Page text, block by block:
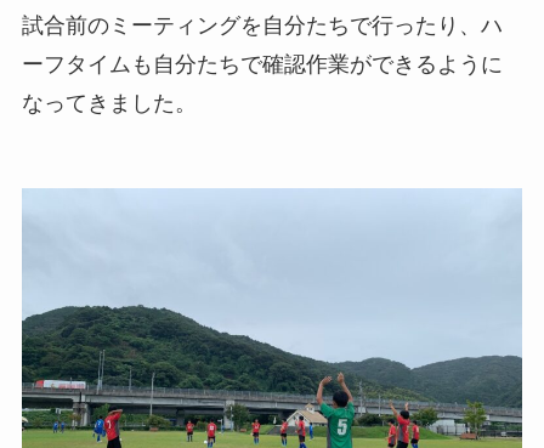
試合前のミーティングを自分たちで行ったり、ハ
ーフタイムも自分たちで確認作業ができるように
なってきました。